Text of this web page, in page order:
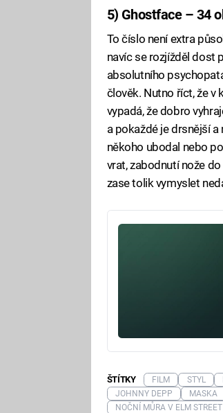
5) Ghostface – 34
To číslo není extra
navíc se rozjížděl dost
absolutního
člověk. Nutno říct, že v
vypadá, že dobro
a pokaždé je drsnější
někoho ubodal nebo
vrat, zabodnutí nože
zase tolik vymyslet
ŠTÍTKY FILM STYL
JOHNNY DEPP
MASKA
NOČNÍ MŮRA V ELM STREET